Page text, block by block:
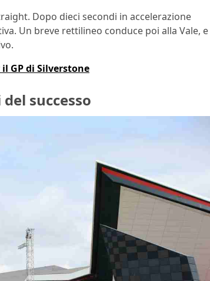
Dopo dieci secondi in accelerazione
Un breve rettilineo conduce poi alla Vale, e
GP di Silverstone
successo